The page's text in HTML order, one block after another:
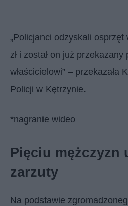
„Policjanci odzyskali
zł i został on już
właścicielowi” – przekazała
Policji w Kętrzynie.
*nagranie wideo
Pięciu mężczyzn
zarzuty
Na podstawie